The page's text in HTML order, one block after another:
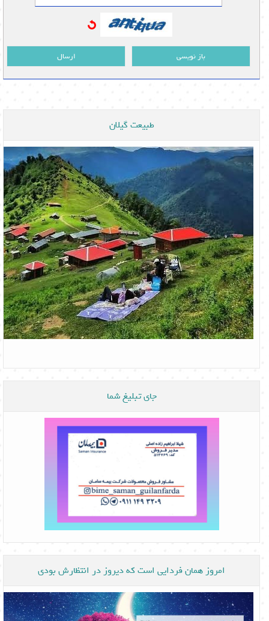
ارسال باز نویسی
طبیعت گیلان
جای تبلیغ شما
امروز همان فردایی است که دیروز در انتظارش بودی